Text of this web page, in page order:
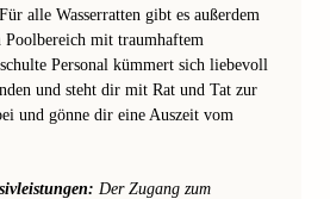
alle Wasserratten gibt es außerdem
Poolbereich mit traumhaftem
Personal kümmert sich liebevoll
und steht dir mit Rat und Tat zur
und gönne dir eine Auszeit vom
Der Zugang zum